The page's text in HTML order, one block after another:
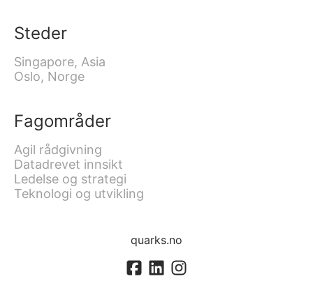
Steder
Singapore, Asia
Oslo, Norge
Fagområder
Agil rådgivning
Datadrevet innsikt
Ledelse og strategi
Teknologi og utvikling
quarks.no